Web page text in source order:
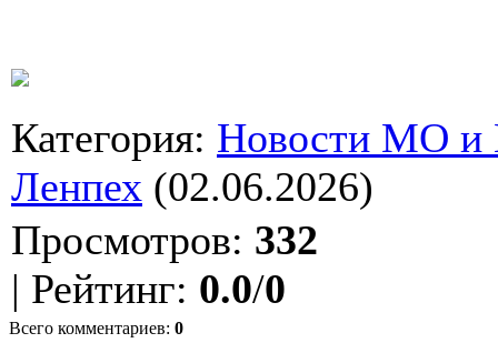
Категория: Новости МО
Ленпех (02.06.2026)
Просмотров: 332
| Рейтинг: 0.0/0
Всего комментариев: 0